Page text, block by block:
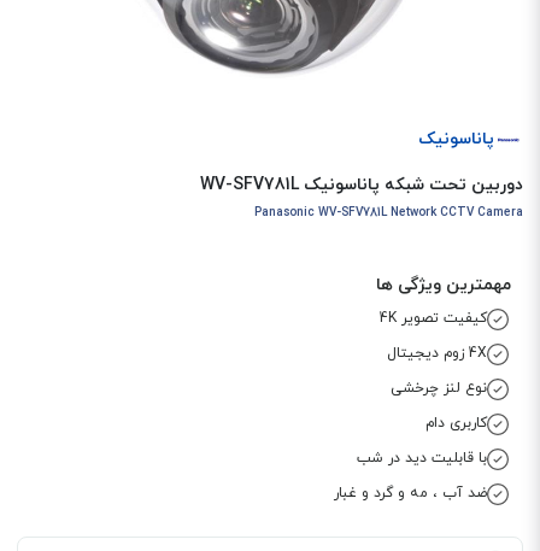
پاناسونیک
دوربین تحت شبکه پاناسونیک WV-SFV781L
Panasonic WV-SFV781L Network CCTV Camera
مهمترین ویژگی ها
کیفیت تصویر 4K
4X زوم دیجیتال
نوع لنز چرخشی
کاربری دام
با قابلیت دید در شب
ضد آب ، مه و گرد و غبار